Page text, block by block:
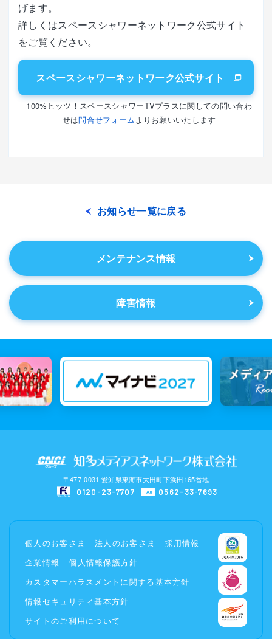
げます。
詳しくはスペースシャワーネットワーク公式サイト
をご覧ください。
スペースシャワーネットワーク公式サイト
100%ヒッツ！スペースシャワーTVプラスに関しての問い合わ
せは問合せフォームよりお願いいたします
お知らせ一覧に戻る
メンテナンス情報
障害情報
〒477-0031 愛知県東海市大田町下浜田165番地
0120-23-7707
FAX 0562-33-7693
個人のお客さま 法人のお客さま
採用情報
企業情報
個人情報保護方針
カスタマーハラスメントに関する基本方針
情報セキュリティ基本方針
サイトのご利用について